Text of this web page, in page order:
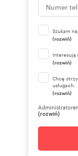
Szukam
(rozwiń)
Interesują
(rozwiń)
Chcę
usługach.
(rozwiń)
(rozwiń)